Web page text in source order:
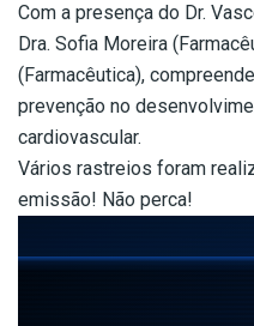
Com a presença do Dr.
Dra. Sofia Moreira
(Farmacêutica),
prevenção no
cardiovascular.
Vários rastreios foram
emissão! Não perca!